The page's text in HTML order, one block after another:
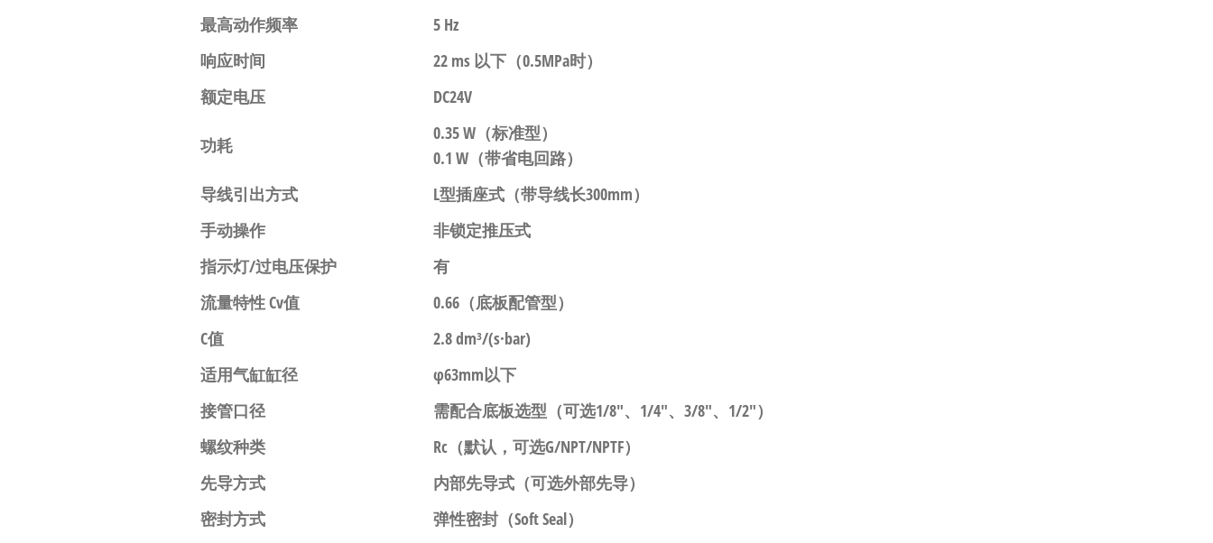
最高动作频率
5 Hz
响应时间
22 ms 以下 （0.5MPa时）
额定电压
DC24V
功耗
0.35 W （标准型）
0.1 W （带省电回路）
导线引出方式
L型插座式 （带导线长300mm）
手动操作
非锁定推压式
指示灯/过电压保护
有
流量特性 Cv值
0.66 （底板配管型）
C值
2.8 dm³/(s·bar)
适用气缸缸径
φ63mm以下
接管口径
需配合底板选型（可选1/8″、1/4″、3/8″、1/2″）
螺纹种类
Rc （默认，可选G/NPT/NPTF）
先导方式
内部先导式 （可选外部先导）
密封方式
弹性密封（Soft Seal）